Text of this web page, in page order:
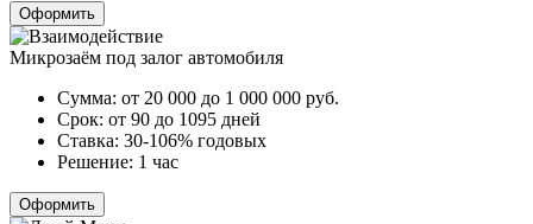
Оформить
Микрозаём под залог автомобиля
Сумма: от 20 000 до 1 000 000 руб.
Срок: от 90 до 1095 дней
Ставка: 30-106% годовых
Решение: 1 час
Оформить